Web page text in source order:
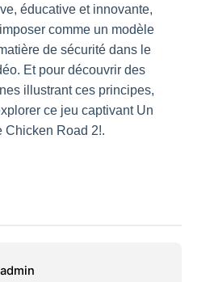
éducative et innovante,
comme un modèle
de sécurité dans le
Et pour découvrir des
illustrant ces principes,
ce jeu captivant Un
Chicken Road 2!.
admin